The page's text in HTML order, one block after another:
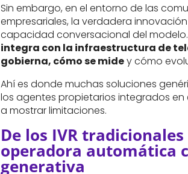
Sin embargo, en el entorno de las
empresariales, la verdadera
capacidad conversacional del modelo.
integra con la infraestructura de
gobierna, cómo se midey cómo
Ahí es donde muchas soluciones
los agentes propietarios integrados
a mostrar limitaciones.
De los IVR tradicionales
operadora automática
generativa